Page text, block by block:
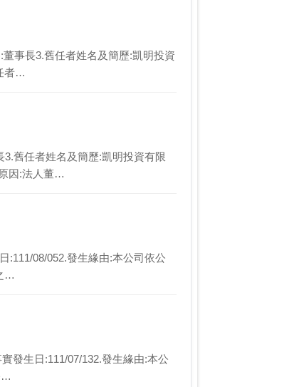
事長3.舊任者姓名及簡歷:凱明投資
者…
舊任者姓名及簡歷:凱明投資有限
因:法人董…
:111/08/052.發生緣由:本公司依公
…
發生日:111/07/132.發生緣由:本公
…